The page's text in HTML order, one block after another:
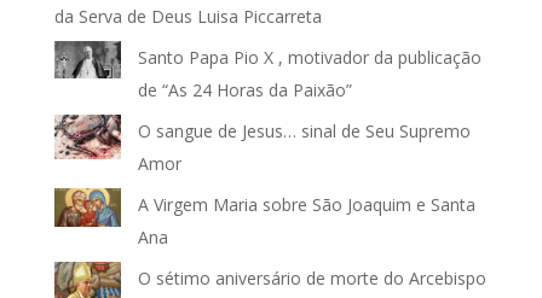
da Serva de Deus Luisa Piccarreta
Santo Papa Pio X , motivador da publicação
de “As 24 Horas da Paixão”
O sangue de Jesus… sinal de Seu Supremo
Amor
A Virgem Maria sobre São Joaquim e Santa
Ana
O sétimo aniversário de morte do Arcebispo